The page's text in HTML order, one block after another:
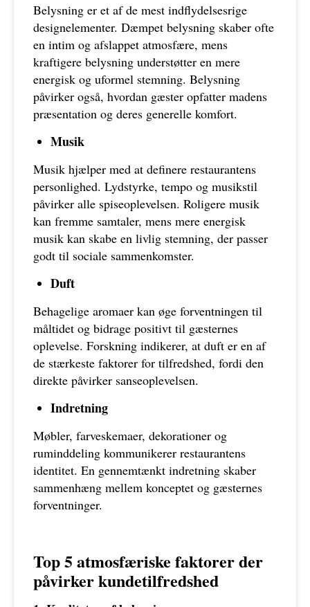
Belysning er et af de mest indflydelsesrige
designelementer. Dæmpet belysning skaber ofte
en intim og afslappet atmosfære, mens
kraftigere belysning understøtter en mere
energisk og uformel stemning. Belysning
påvirker også, hvordan gæster opfatter madens
præsentation og deres generelle komfort.
Musik
Musik hjælper med at definere restaurantens
personlighed. Lydstyrke, tempo og musikstil
påvirker alle spiseoplevelsen. Roligere musik
kan fremme samtaler, mens mere energisk
musik kan skabe en livlig stemning, der passer
godt til sociale sammenkomster.
Duft
Behagelige aromaer kan øge forventningen til
måltidet og bidrage positivt til gæsternes
oplevelse. Forskning indikerer, at duft er en af
de stærkeste faktorer for tilfredshed, fordi den
direkte påvirker sanseoplevelsen.
Indretning
Møbler, farveskemaer, dekorationer og
ruminddeling kommunikerer restaurantens
identitet. En gennemtænkt indretning skaber
sammenhæng mellem konceptet og gæsternes
forventninger.
Top 5 atmosfæriske faktorer der
påvirker kundetilfredshed